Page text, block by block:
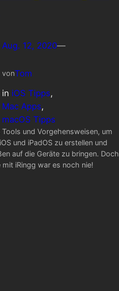
Aug. 12, 2020—
vonTom
in iOS Tipps
Mac Apps
macOS Tipps
und Vorgehensweisen, um
und iPadOS zu erstellen und
auf die Geräte zu bringen. Doch
iRingg war es noch nie!